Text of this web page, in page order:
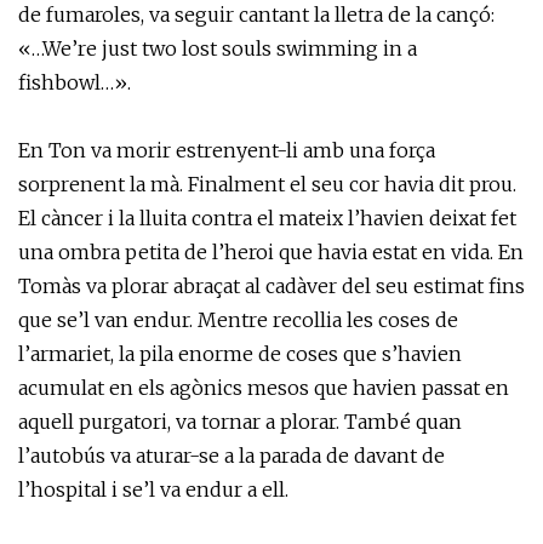
de fumaroles, va seguir cantant la lletra de la cançó:
«…We’re just two lost souls swimming in a
fishbowl…».
En Ton va morir estrenyent-li amb una força
sorprenent la mà. Finalment el seu cor havia dit prou.
El càncer i la lluita contra el mateix l’havien deixat fet
una ombra petita de l’heroi que havia estat en vida. En
Tomàs va plorar abraçat al cadàver del seu estimat fins
que se’l van endur. Mentre recollia les coses de
l’armariet, la pila enorme de coses que s’havien
acumulat en els agònics mesos que havien passat en
aquell purgatori, va tornar a plorar. També quan
l’autobús va aturar-se a la parada de davant de
l’hospital i se’l va endur a ell.